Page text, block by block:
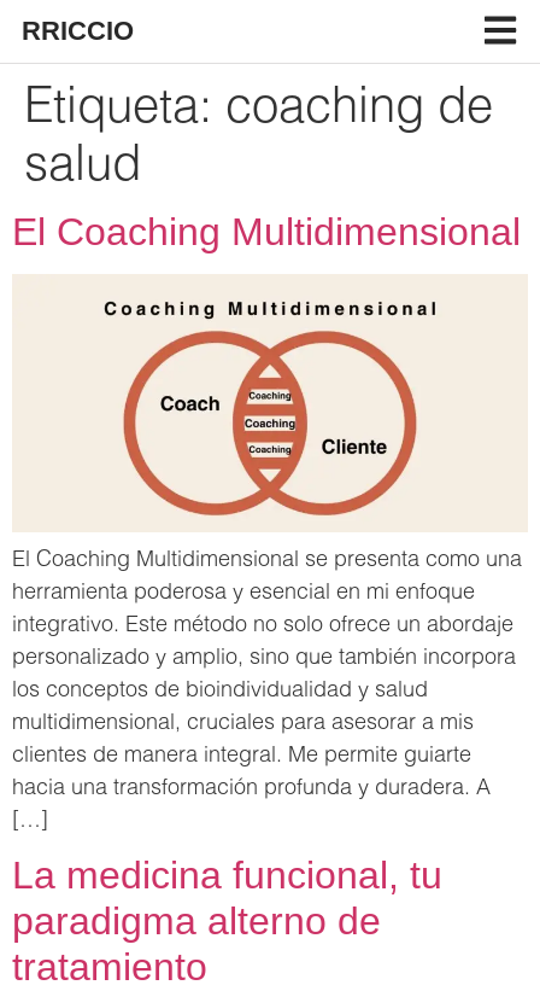
RRICCIO
Etiqueta: coaching de
salud
El Coaching Multidimensional
El Coaching Multidimensional se presenta como una
herramienta poderosa y esencial en mi enfoque
integrativo. Este método no solo ofrece un abordaje
personalizado y amplio, sino que también incorpora
los conceptos de bioindividualidad y salud
multidimensional, cruciales para asesorar a mis
clientes de manera integral. Me permite guiarte
hacia una transformación profunda y duradera. A
[…]
La medicina funcional, tu
paradigma alterno de
tratamiento